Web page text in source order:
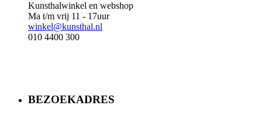
Kunsthalwinkel en webshop
Ma t/m vrij 11 - 17uur
winkel@kunsthal.nl
010 4400 300
BEZOEKADRES